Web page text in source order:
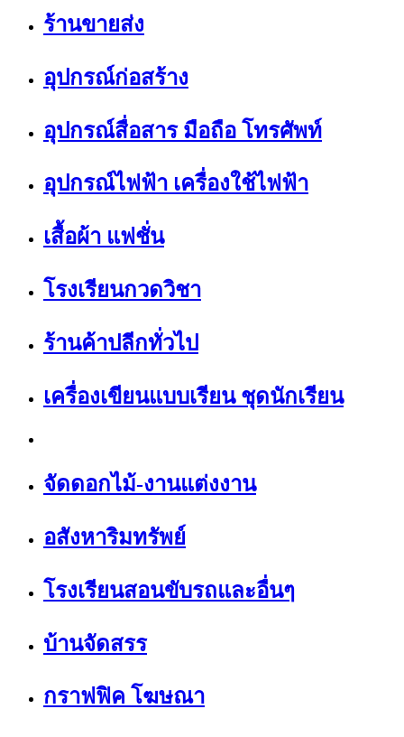
ร้านขายส่ง
อุปกรณ์ก่อสร้าง
อุปกรณ์สื่อสาร มือถือ โทรศัพท์
อุปกรณ์ไฟฟ้า เครื่องใช้ไฟฟ้า
เสื้อผ้า แฟชั่น
โรงเรียนกวดวิชา
ร้านค้าปลีกทั่วไป
เครื่องเขียนแบบเรียน ชุดนักเรียน
จัดดอกไม้-งานแต่งงาน
อสังหาริมทรัพย์
โรงเรียนสอนขับรถและอื่นๆ
บ้านจัดสรร
กราฟฟิค โฆษณา